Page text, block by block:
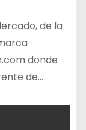
de la
donde
de…